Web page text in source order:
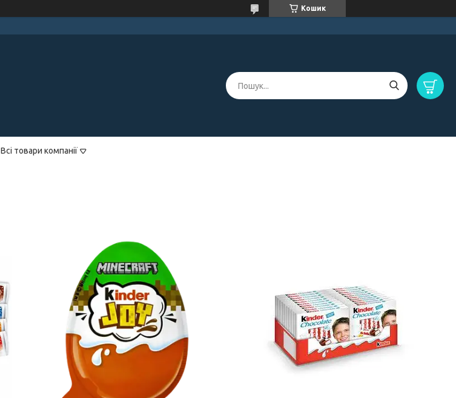
Кошик
Всі товари компанії